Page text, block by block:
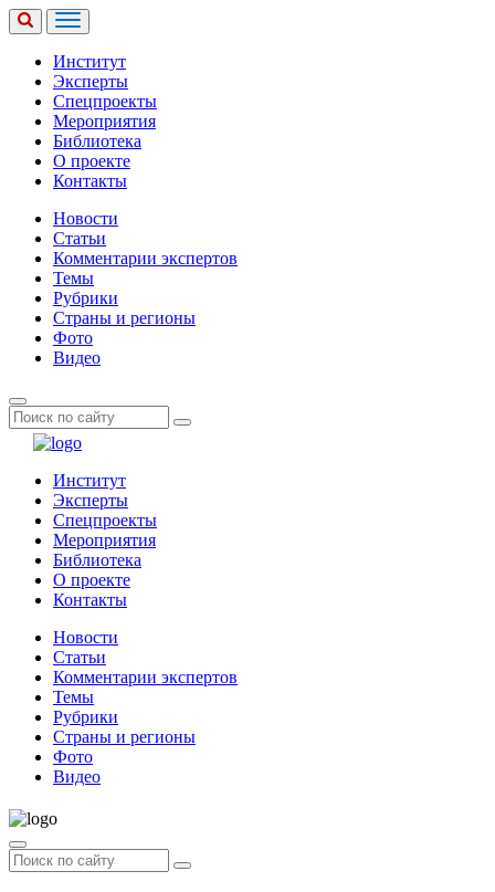
Институт
Эксперты
Спецпроекты
Мероприятия
Библиотека
О проекте
Контакты
Новости
Статьи
Комментарии экспертов
Темы
Рубрики
Страны и регионы
Фото
Видео
Институт
Эксперты
Спецпроекты
Мероприятия
Библиотека
О проекте
Контакты
Новости
Статьи
Комментарии экспертов
Темы
Рубрики
Страны и регионы
Фото
Видео